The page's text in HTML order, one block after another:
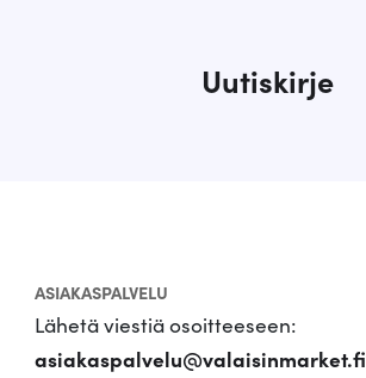
Uutiskirje
ASIAKASPALVELU
Lähetä viestiä osoitteeseen:
asiakaspalvelu@valaisinmarket.fi